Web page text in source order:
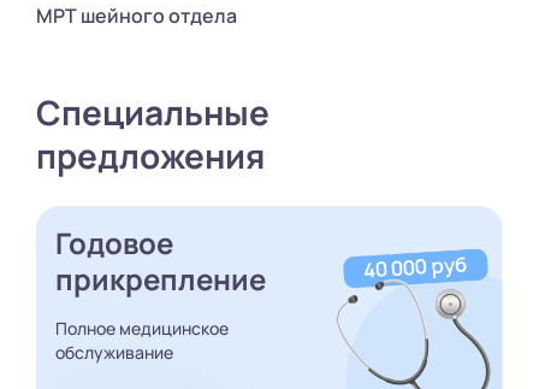
МРТ шейного отдела
Специальные
предложения
Годовое
прикрепление
Полное медицинское
обслуживание